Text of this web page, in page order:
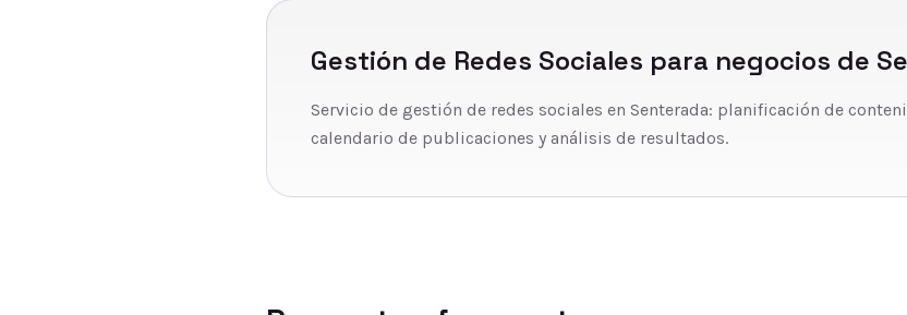
Gestión de Redes Sociales para negocios de
Servicio de gestión de redes sociales en Senterada: planificación de
calendario de publicaciones y análisis de resultados.